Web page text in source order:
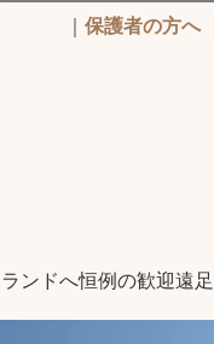
保護者の方へ｜
ンドへ恒例の歓迎遠足